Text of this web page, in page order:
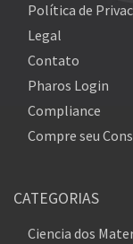
Política de
Legal
Contato
Pharos Login
Compliance
Compre seu
CATEGORIAS
Ciencia dos